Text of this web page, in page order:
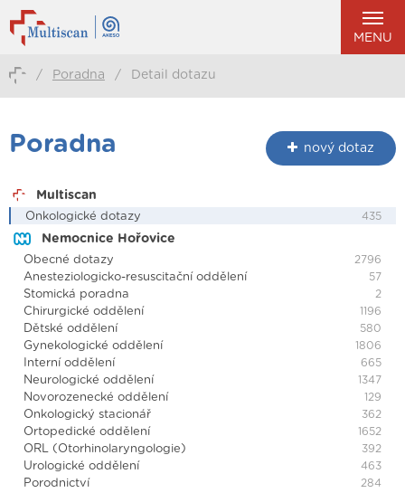
MENU
/ Poradna / Detail dotazu
Poradna nový dotaz
Multiscan
Onkologické dotazy 435
Nemocnice Hořovice
Obecné dotazy 2796
Anesteziologicko-resuscitační oddělení 57
Stomická poradna 2
Chirurgické oddělení 1196
Dětské oddělení 580
Gynekologické oddělení 1806
Interní oddělení 665
Neurologické oddělení 1347
Novorozenecké oddělení 129
Onkologický stacionář 362
Ortopedické oddělení 1652
ORL (Otorhinolaryngologie) 392
Urologické oddělení 463
Porodnictví 284